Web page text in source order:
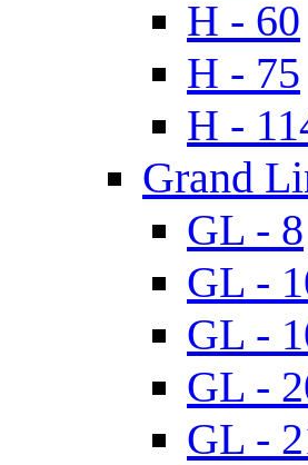
H - 60
H - 75
H -
Grand
GL - 8
GL -
GL -
GL -
GL -